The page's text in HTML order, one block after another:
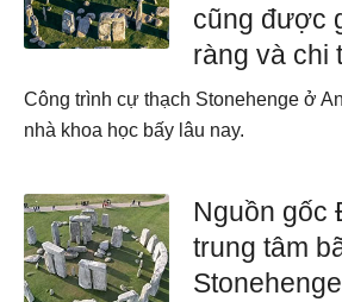
cũng được
ràng và chi
Công trình cự thạch Stonehenge ở
nhà khoa học bấy lâu nay.
Nguồn gốc
trung tâm